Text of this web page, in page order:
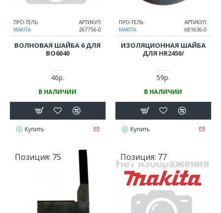
ПРО-ТЕЛЬ:
MAKITA
АРТИКУЛ:
267756-0
ВОЛНОВАЯ ШАЙБА 6 ДЛЯ
BO6040
46р.
В НАЛИЧИИ
Купить
ПРО-ТЕЛЬ:
MAKITA
АРТИКУЛ:
681636-0
ИЗОЛЯЦИОННАЯ ШАЙБА
ДЛЯ HR2450/
59р.
В НАЛИЧИИ
Купить
Позиция: 75 Позиция: 77